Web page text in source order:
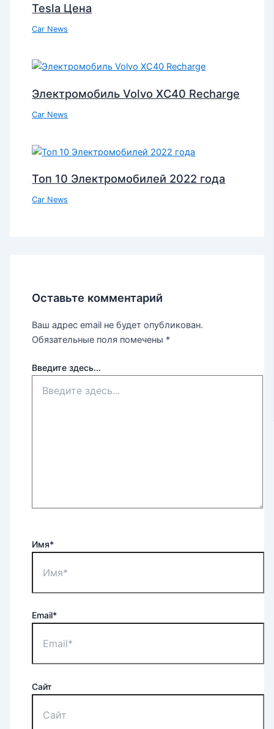
Tesla Цена
Car News
Электромобиль Volvo XC40 Recharge
Car News
Топ 10 Электромобилей 2022 года
Car News
Оставьте комментарий
Ваш адрес email не будет опубликован.
Обязательные поля помечены *
Введите здесь...
Имя*
Email*
Сайт